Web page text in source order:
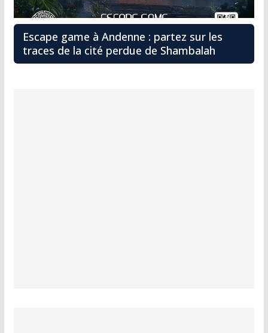
Escape game à Andenne : partez sur les
traces de la cité perdue de Shambalah